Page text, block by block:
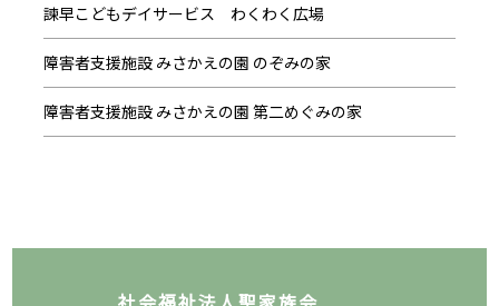
諫早こどもデイサービス わくわく広場
障害者支援施設 みさかえの園 のぞみの家
障害者支援施設 みさかえの園 第二めぐみの家